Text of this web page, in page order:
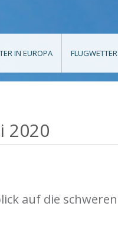
IN EUROPA FLUGWETTER
2020
auf die